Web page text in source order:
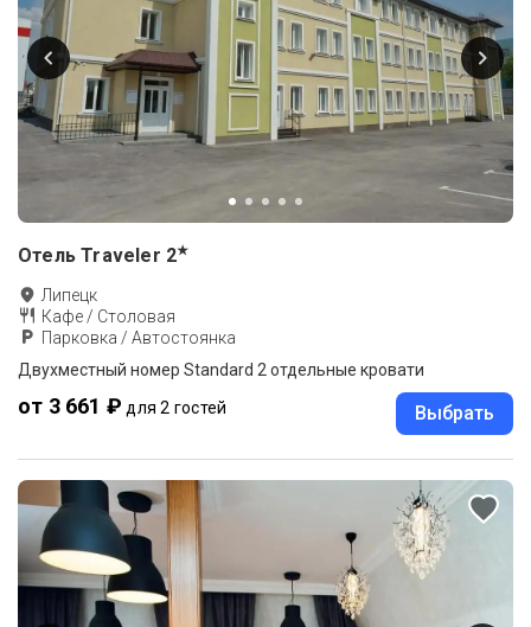
Отель Traveler 2★
Липецк
Кафе / Столовая
Парковка / Автостоянка
Двухместный номер Standard 2 отдельные кровати
от 3 661 ₽ для 2 гостей Выбрать